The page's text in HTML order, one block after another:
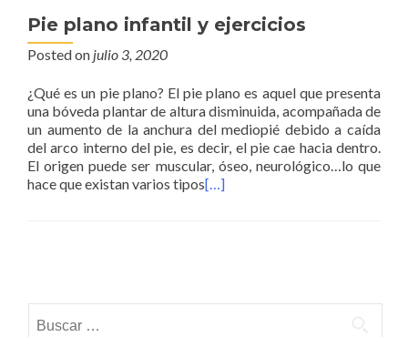
Pie plano infantil y ejercicios
Posted on julio 3, 2020
¿Qué es un pie plano? El pie plano es aquel que presenta
una bóveda plantar de altura disminuida, acompañada de
un aumento de la anchura del mediopié debido a caída
del arco interno del pie, es decir, el pie cae hacia dentro.
El origen puede ser muscular, óseo, neurológico…lo que
hace que existan varios tipos[…]